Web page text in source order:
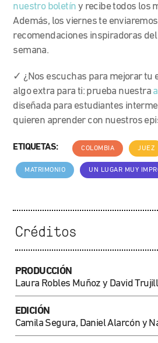
nuestro boletín y recibe todos los
Además, los viernes te
recomendaciones inspiradoras
semana.
✓ ¿Nos escuchas para mejorar tu
algo extra para ti: prueba nuestra
diseñada para estudiantes
quieren aprender con nuestros
ETIQUETAS: COLOMBIA JUEZ
MATRIMONIO UN LUGAR MUY
Créditos
PRODUCCIÓN
Laura Robles Muñoz y David
EDICIÓN
Camila Segura, Daniel Alarcón y